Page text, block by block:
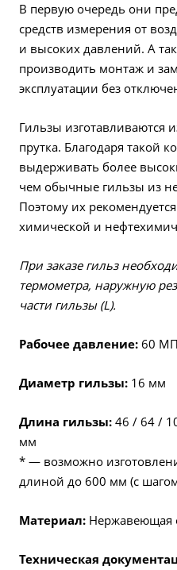
В первую очередь они
средств измерения от
и высоких давлений. А
производить монтаж и
эксплуатации без
Гильзы изготавливаются
прутка. Благодаря такой
выдерживать более
чем обычные гильзы из
Поэтому их
химической и
При заказе гильз
термометра, наружную
части гильзы (L).
Рабочее давление: 60
Диаметр гильзы: 16 мм
Длина гильзы: 46 / 64 /
мм
* — возможно
длиной до 600 мм (с
Материал: Нержавеющая
Техническая